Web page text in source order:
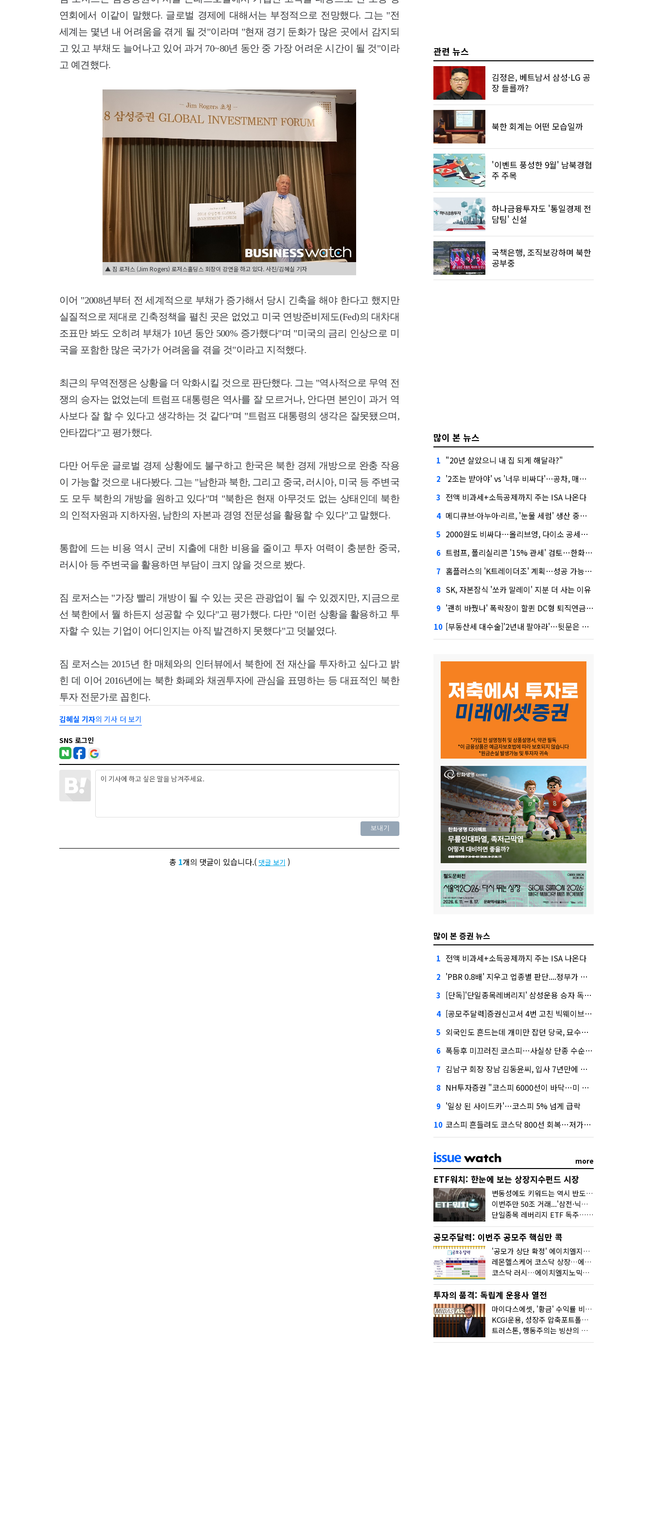
연회에서 이같이 말했다. 글로벌 경제에 대해서는 부정적으로 전망했다. 그는 "전
세계는 몇년 내 어려움을 겪게 될 것"이라며 "현재 경기 둔화가 많은 곳에서 감지되
고 있고 부채도 늘어나고 있어 과거 70~80년 동안 중 가장 어려운 시간이 될 것"이라
고 예견했다.
▲ 짐 로저스 (Jim Rogers) 로저스홀딩스 회장이 강연을 하고 있다. 사진/김혜실 기자
이어 "2008년부터 전 세계적으로 부채가 증가해서 당시 긴축을 해야 한다고 했지만
실질적으로 제대로 긴축정책을 펼친 곳은 없었고 미국 연방준비제도(Fed)의 대차대
조표만 봐도 오히려 부채가 10년 동안 500% 증가했다"며 "미국의 금리 인상으로 미
국을 포함한 많은 국가가 어려움을 겪을 것"이라고 지적했다.
최근의 무역전쟁은 상황을 더 악화시킬 것으로 판단했다. 그는 "역사적으로 무역 전
쟁의 승자는 없었는데 트럼프 대통령은 역사를 잘 모르거나, 안다면 본인이 과거 역
사보다 잘 할 수 있다고 생각하는 것 같다"며 "트럼프 대통령의 생각은 잘못됐으며,
안타깝다"고 평가했다.
다만 어두운 글로벌 경제 상황에도 불구하고 한국은 북한 경제 개방으로 완충 작용
이 가능할 것으로 내다봤다. 그는 "남한과 북한, 그리고 중국, 러시아, 미국 등 주변국
도 모두 북한의 개방을 원하고 있다"며 "북한은 현재 아무것도 없는 상태인데 북한
의 인적자원과 지하자원, 남한의 자본과 경영 전문성을 활용할 수 있다"고 말했다.
통합에 드는 비용 역시 군비 지출에 대한 비용을 줄이고 투자 여력이 충분한 중국,
러시아 등 주변국을 활용하면 부담이 크지 않을 것으로 봤다.
짐 로저스는 "가장 빨리 개방이 될 수 있는 곳은 관광업이 될 수 있겠지만, 지금으로
선 북한에서 뭘 하든지 성공할 수 있다"고 평가했다. 다만 "이런 상황을 활용하고 투
자할 수 있는 기업이 어디인지는 아직 발견하지 못했다"고 덧붙였다.
짐 로저스는 2015년 한 매체와의 인터뷰에서 북한에 전 재산을 투자하고 싶다고 밝
힌 데 이어 2016년에는 북한 화폐와 채권투자에 관심을 표명하는 등 대표적인 북한
투자 전문가로 꼽힌다.
김혜실 기자의 기사 더 보기
SNS 로그인
총 1개의 댓글이 있습니다.( 댓글 보기 )
관련 뉴스
김정은, 베트남서 삼성·LG 공
장 들를까?
북한 회계는 어떤 모습일까
'이벤트 풍성한 9월' 남북경협
주 주목
하나금융투자도 '통일경제 전
담팀' 신설
국책은행, 조직보강하며 북한
공부중
많이 본 뉴스
1 "20년 살았으니 내 집 되게 해달라?"
2 '2조는 받아야' vs '너무 비싸다'…공차, 매각 성공할까
3 전액 비과세+소득공제까지 주는 ISA 나온다
4 메디큐브·아누아·리르, '눈물 세럼' 생산 중단한다
5 2000원도 비싸다…올리브영, 다이소 공세에 '가성비'로 맞불
6 트럼프, 폴리실리콘 '15% 관세' 검토…한화큐셀·OCI 영향은?
7 홈플러스의 'K트레이더조' 계획…성공 가능성은 '글쎄'
8 SK, 자본잠식 '쏘카 말레이' 지분 더 사는 이유
9 '괜히 바꿨나' 폭락장이 할퀸 DC형 퇴직연금…전문가 조언은
10 [부동산세 대수술]'2년내 팔아라'…뒷문은 열었다
많이 본 증권 뉴스
1 전액 비과세+소득공제까지 주는 ISA 나온다
2 'PBR 0.8배' 지우고 업종별 판단....정부가 제시한 '주가 누르기' 방지법
3 [단독]'단일종목레버리지' 삼성운용 승자 독식...운용수익 미래에셋의 6배
4 [공모주달력]증권신고서 4번 고친 빅웨이브로보틱스, 수요예측
5 외국인도 흔드는데 개미만 잡던 당국, 묘수는 과다호가부담금?
6 폭등후 미끄러진 코스피…사실상 단종 수순 밟는 '단종레'
7 김남구 회장 장남 김동윤씨, 입사 7년만에 한투증권 임원 승진
8 NH투자증권 "코스피 6000선이 바닥…미 금리 안정 후 추가 회복"
9 '일상 된 사이드카'…코스피 5% 넘게 급락
10 코스피 흔들려도 코스닥 800선 회복…저가매수세 유입
more
ETF워치: 한눈에 보는 상장지수펀드 시장
변동성에도 키워드는 역시 반도체…신상품은 우주·방산
이번주만 50조 거래...'삼전·닉스 레버리지' 수익률은 -30%
단일종목 레버리지 ETF 독주…'증시 블랙홀'
공모주달력: 이번주 공모주 핵심만 콕
'공모가 상단 확정' 에이치엘지노믹스 청약
레몬헬스케어 코스닥 상장…에이치엘지노믹스 수요예측
코스닥 러시…에이치엘지노믹스 수요예측·레메디 청약
투자의 품격: 독립계 운용사 열전
마이다스에셋, '황금' 수익률 비결은 '꾸준함'
KCGI운용, 성장주 압축포트폴리오로 새 길을 그리다
트러스톤, 행동주의는 빙산의 일각...진정한 힘은 '주식형 강자'